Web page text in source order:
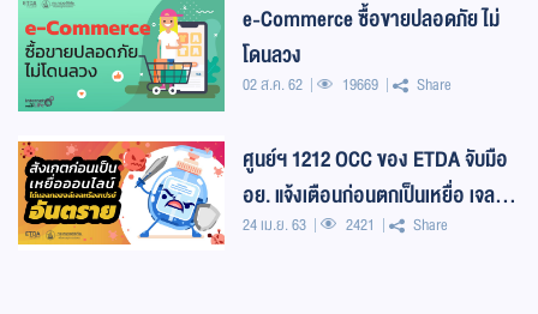
e-Commerce ซื้อขายปลอดภัย ไม่
โดนลวง
02 ส.ค. 62 19669 Share
ศูนย์ฯ 1212 OCC ของ ETDA จับมือ
อย. แจ้งเตือนก่อนตกเป็นเหยื่อ เจล-ส
เปรย์แอลกอฮอล์ล้างมืออันตราย
24 เม.ย. 63 2421 Share